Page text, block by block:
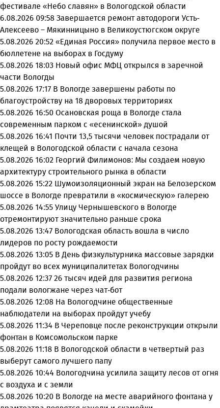
фестивале «Небо славян» в Вологодской области
6.08.2026 09:58 Завершается ремонт автодороги Усть-
Алексеево – Мякинницыно в Великоустюгском округе
5.08.2026 20:52 «Единая Россия» получила первое место в
бюллетене на выборах в Госдуму
5.08.2026 18:03 Новый офис МФЦ открылся в заречной
части Вологды
5.08.2026 17:17 В Вологде завершены работы по
благоустройству на 18 дворовых территориях
5.08.2026 16:50 Осановская роща в Вологде стала
современным парком с «есенинской» душой
5.08.2026 16:41 Почти 13,5 тысячи человек пострадали от
клещей в Вологодской области с начала сезона
5.08.2026 16:02 Георгий Филимонов: Мы создаем новую
архитектуру строительного рынка в области
5.08.2026 15:22 Шумоизоляционный экран на Белозерском
шоссе в Вологде превратили в «космическую» галерею
5.08.2026 14:55 Улицу Чернышевского в Вологде
отремонтируют значительно раньше срока
5.08.2026 13:47 Вологодская область вошла в число
лидеров по росту рождаемости
5.08.2026 13:05 В День физкультурника массовые зарядки
пройдут во всех муниципалитетах Вологодчины
5.08.2026 12:37 26 тысяч идей для развития региона
подали вологжане через чат-бот
5.08.2026 12:08 На Вологодчине общественные
наблюдатели на выборах пройдут учебу
5.08.2026 11:34 В Череповце после реконструкции открыли
фонтан в Комсомольском парке
5.08.2026 11:18 В Вологодской области в четвертый раз
выберут самого лучшего папу
5.08.2026 10:44 Вологодчина усилила защиту лесов от огня
с воздуха и с земли
5.08.2026 10:20 В Вологде на месте аварийного фонтана у